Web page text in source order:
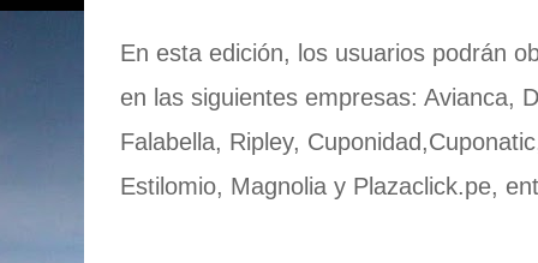
En esta edición, los usuarios podrán
en las siguientes empresas: Avianca,
Falabella, Ripley,
Estilomio, Magnolia y Plazaclick.pe,